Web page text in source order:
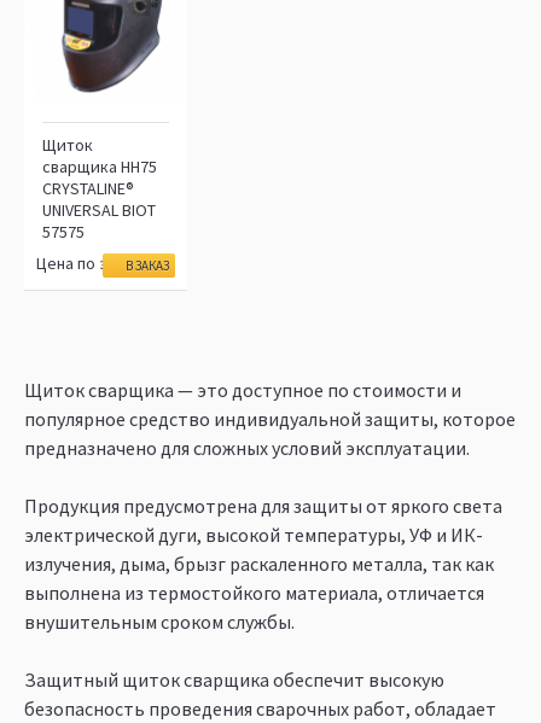
Щиток
сварщика НН75
CRYSTALINE®
UNIVERSAL BIOT
57575
Цена по запросу
В ЗАКАЗ
Щиток сварщика — это доступное по стоимости и
популярное средство индивидуальной защиты, которое
предназначено для сложных условий эксплуатации.
Продукция предусмотрена для защиты от яркого света
электрической дуги, высокой температуры, УФ и ИК-
излучения, дыма, брызг раскаленного металла, так как
выполнена из термостойкого материала, отличается
внушительным сроком службы.
Защитный щиток сварщика обеспечит высокую
безопасность проведения сварочных работ, обладает